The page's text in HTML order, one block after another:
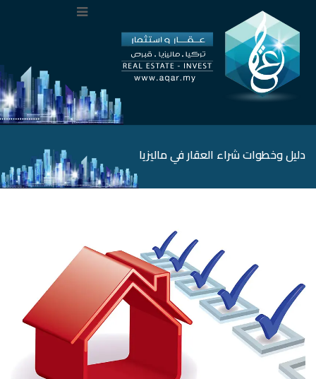
دليل وخطوات شراء العقار في ماليزيا